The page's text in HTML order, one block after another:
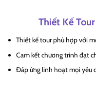
Thiết Kế
Thiết kế tour phù hợp với
Cam kết chương trình đạt
Đáp ứng linh hoạt mọi yêu